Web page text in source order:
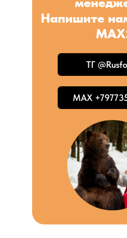
Напишите
MAX
ТГ